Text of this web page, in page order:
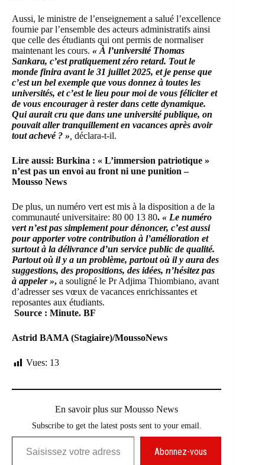
Aussi, le ministre de l’enseignement a salué l’excellence
fournie par l’ensemble des acteurs administratifs ainsi
que celle des étudiants qui ont permis de normaliser
maintenant les cours. « À l’université Thomas
Sankara, c’est pratiquement zéro retard. Tout le
monde finira avant le 31 juillet 2025, et je pense que
c’est un bel exemple que vous donnez à toutes les
universités, et c’est le lieu pour moi de vous féliciter et
de vous encourager à rester dans cette dynamique.
Qui aurait cru que dans une université publique, on
pouvait aller tranquillement en vacances après avoir
tout achevé ? », déclara-t-il.
Lire aussi: Burkina : « L’immersion patriotique »
n’est pas un envoi au front ni une punition –
Mousso News
De plus, un numéro vert est mis à la disposition a de la
communauté universitaire: 80 00 13 80. « Le numéro
vert n’est pas simplement pour dénoncer, c’est aussi
pour apporter votre contribution à l’amélioration et
surtout à la délivrance d’un service public de qualité.
Partout où il y a un problème, partout où il y aura des
suggestions, des propositions, des idées, n’hésitez pas
à appeler », a souligné le Pr Adjima Thiombiano, avant
d’adresser ses vœux de vacances enrichissantes et
reposantes aux étudiants.
Source : Minute. BF
Astrid BAMA (Stagiaire)/MoussoNews
Vues: 13
En savoir plus sur Mousso News
Subscribe to get the latest posts sent to your email.
Saisissez votre adresse e-mail…
Abonnez-vous